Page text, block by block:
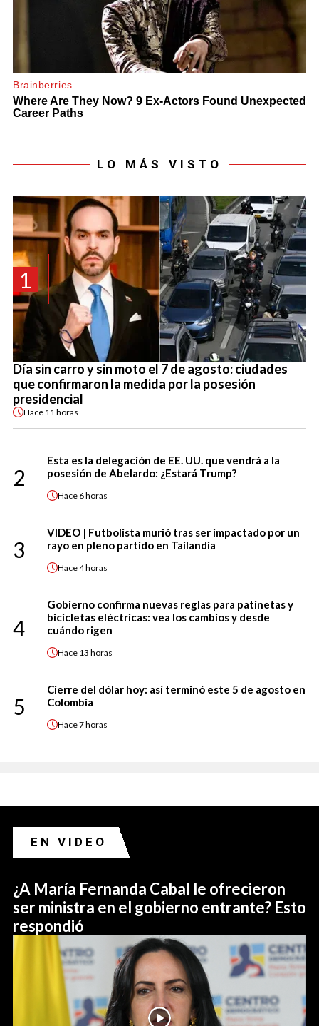
LO MÁS VISTO
1
Día sin carro y sin moto el 7 de agosto: ciudades
que confirmaron la medida por la posesión
presidencial
Hace 11 horas
2
Esta es la delegación de EE. UU. que vendrá a la
posesión de Abelardo: ¿Estará Trump?
Hace 6 horas
3
VIDEO | Futbolista murió tras ser impactado por un
rayo en pleno partido en Tailandia
Hace4 horas
4
Gobierno confirma nuevas reglas para patinetas y
bicicletas eléctricas: vea los cambios y desde
cuándo rigen
Hace 13 horas
5
Cierre del dólar hoy: así terminó este 5 de agosto en
Colombia
Hace7 horas
EN VIDEO
¿A María Fernanda Cabal le ofrecieron
ser ministra en el gobierno entrante? Esto
respondió